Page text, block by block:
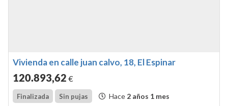
Vivienda en calle juan calvo, 18, El Espinar
120.893,62 €
Finalizada Sin pujas Hace 2 años 1 mes